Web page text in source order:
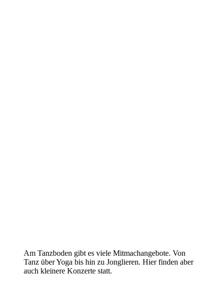
Am Tanzboden gibt es viele Mitmachangebote. Von
Tanz über Yoga bis hin zu Jonglieren. Hier finden aber
auch kleinere Konzerte statt.